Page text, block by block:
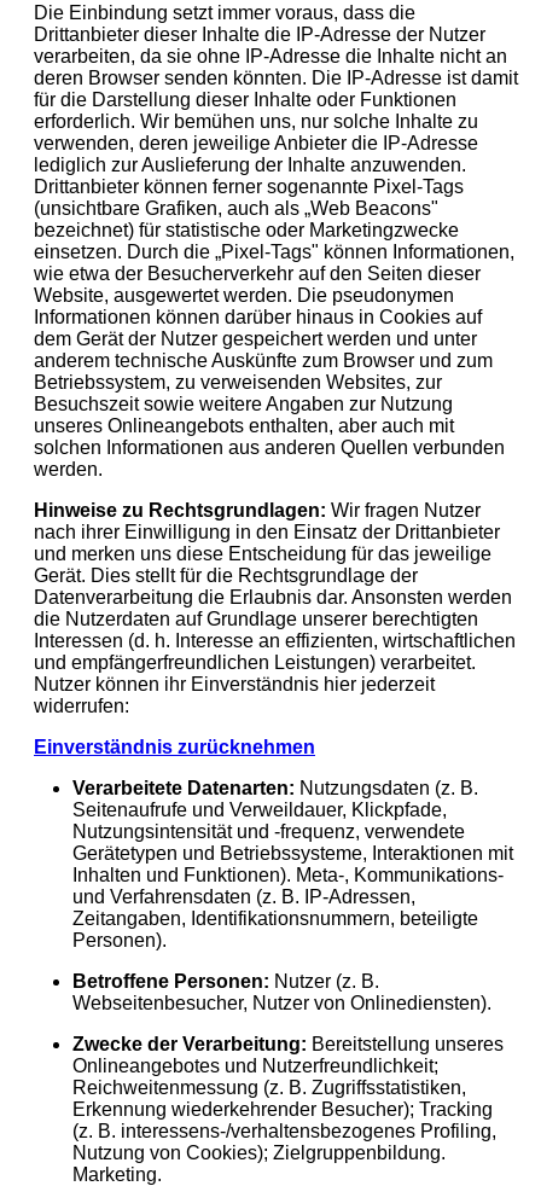
Die Einbindung setzt immer voraus, dass die
Drittanbieter dieser Inhalte die IP-Adresse der Nutzer
verarbeiten, da sie ohne IP-Adresse die Inhalte nicht an
deren Browser senden könnten. Die IP-Adresse ist damit
für die Darstellung dieser Inhalte oder Funktionen
erforderlich. Wir bemühen uns, nur solche Inhalte zu
verwenden, deren jeweilige Anbieter die IP-Adresse
lediglich zur Auslieferung der Inhalte anzuwenden.
Drittanbieter können ferner sogenannte Pixel-Tags
(unsichtbare Grafiken, auch als „Web Beacons"
bezeichnet) für statistische oder Marketingzwecke
einsetzen. Durch die „Pixel-Tags" können Informationen,
wie etwa der Besucherverkehr auf den Seiten dieser
Website, ausgewertet werden. Die pseudonymen
Informationen können darüber hinaus in Cookies auf
dem Gerät der Nutzer gespeichert werden und unter
anderem technische Auskünfte zum Browser und zum
Betriebssystem, zu verweisenden Websites, zur
Besuchszeit sowie weitere Angaben zur Nutzung
unseres Onlineangebots enthalten, aber auch mit
solchen Informationen aus anderen Quellen verbunden
werden.
Hinweise zu Rechtsgrundlagen: Wir fragen Nutzer
nach ihrer Einwilligung in den Einsatz der Drittanbieter
und merken uns diese Entscheidung für das jeweilige
Gerät. Dies stellt für die Rechtsgrundlage der
Datenverarbeitung die Erlaubnis dar. Ansonsten werden
die Nutzerdaten auf Grundlage unserer berechtigten
Interessen (d. h. Interesse an effizienten, wirtschaftlichen
und empfängerfreundlichen Leistungen) verarbeitet.
Nutzer können ihr Einverständnis hier jederzeit
widerrufen:
Einverständnis zurücknehmen
Verarbeitete Datenarten: Nutzungsdaten (z. B.
Seitenaufrufe und Verweildauer, Klickpfade,
Nutzungsintensität und -frequenz, verwendete
Gerätetypen und Betriebssysteme, Interaktionen mit
Inhalten und Funktionen). Meta-, Kommunikations-
und Verfahrensdaten (z. B. IP-Adressen,
Zeitangaben, Identifikationsnummern, beteiligte
Personen).
Betroffene Personen: Nutzer (z. B.
Webseitenbesucher, Nutzer von Onlinediensten).
Zwecke der Verarbeitung: Bereitstellung unseres
Onlineangebotes und Nutzerfreundlichkeit;
Reichweitenmessung (z. B. Zugriffsstatistiken,
Erkennung wiederkehrender Besucher); Tracking
(z. B. interessens-/verhaltensbezogenes Profiling,
Nutzung von Cookies); Zielgruppenbildung.
Marketing.